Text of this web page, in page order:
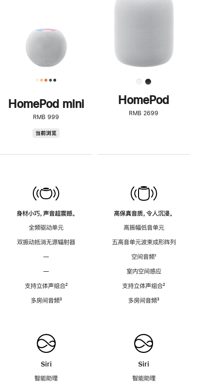
HomePod mini
RMB 999
当前浏览
身材小巧，声音超震撼。
全频驱动单元
双振动抵消无源辐射器
—
—
支持立体声组合脚
²
多房间音频脚
³
Siri
智能助理
了
解
HomePod<
HomePod
RMB 2699
高保真音质，令人沉浸。
高振幅低音单元
五高音单元波束成形阵列
空间音频脚
¹
室内空间感应
支持立体声组合脚
²
多房间音频脚
³
Siri
智能助理